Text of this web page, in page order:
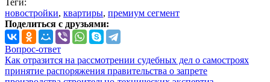
Теги:
новостройки, квартиры, премиум сегмент
Поделиться с друзьями:
Вопрос-ответ
Как отразится на рассмотрении судебных дел о самостроях
принятие распоряжения правительства о запрете